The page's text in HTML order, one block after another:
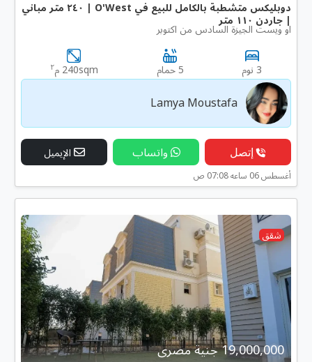
دوبليكس متشطبة بالكامل للبيع في O'West | ٢٤٠ متر مباني
| جاردن ١١٠ متر
او ويست الجيزة السادس من اكتوبر
3 نوم 5 حمام 240sqm م ٢
Lamya Moustafa
إتصل واتساب الإيميل
أغسطس 06 ساعه 07:08 ص
شقق
19,000,000 جنية مصرى